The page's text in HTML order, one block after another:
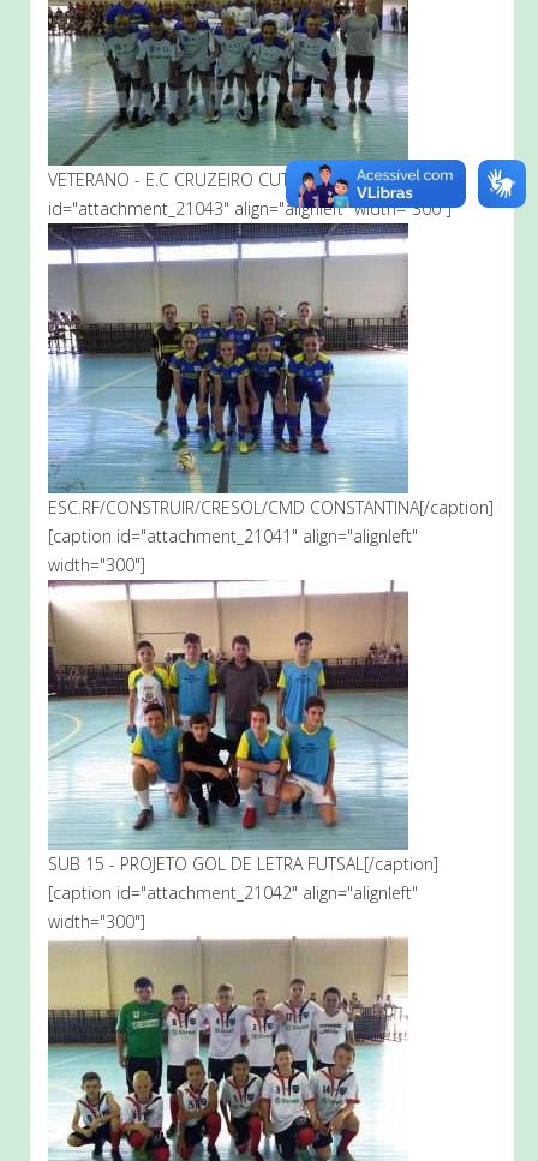
VETERANO - E.C CRUZEIRO CUTIA[/caption] [caption
id="attachment_21043" align="alignleft" width="300"]
ESC.RF/CONSTRUIR/CRESOL/CMD CONSTANTINA[/caption]
[caption id="attachment_21041" align="alignleft"
width="300"]
SUB 15 - PROJETO GOL DE LETRA FUTSAL[/caption]
[caption id="attachment_21042" align="alignleft"
width="300"]